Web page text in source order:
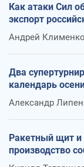
Как атаки Сил
экспорт
Андрей Клименко
Два
календарь
Александр
Ракетный щит и
производство